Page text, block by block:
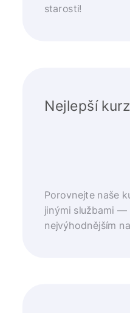
starosti!
Nejlepší
Porovnejte naše
jinými službami —
nejvýhodnějším